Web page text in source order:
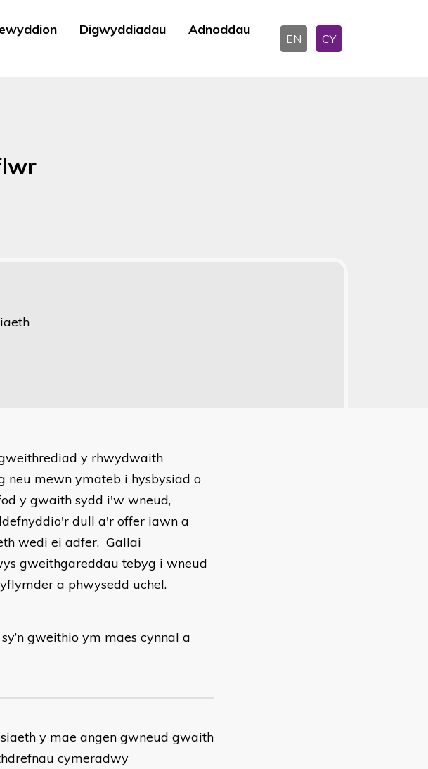
Digwyddiadau Adnoddau
EN CY
y rhwydwaith
neu mewn ymateb i hysbysiad o
y gwaith sydd i'w wneud,
dull a'r offer iawn a
wedi ei adfer. Gallai
gweithgareddau tebyg i wneud
a phwysedd uchel.
gweithio ym maes cynnal a
y mae angen gwneud gwaith
cymeradwy